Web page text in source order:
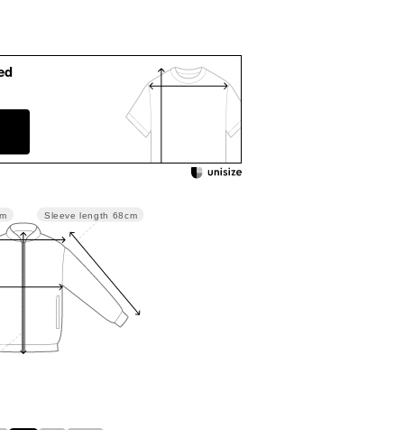
Sleeve length 68cm